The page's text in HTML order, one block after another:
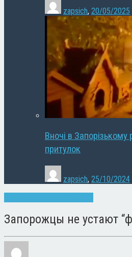
zapsich, 20/05/2025
Вночі в Запорізькому
притулок
zapsich, 25/10/2024
Запорожцы не устают